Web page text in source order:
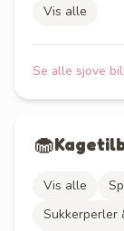
Vis alle
Se alle sjove
🧁
Vis alle
Sukkerperler